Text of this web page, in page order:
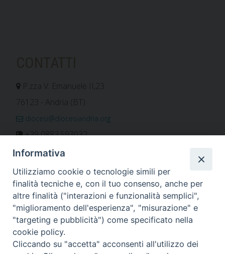
P.zza V. Emanuele II,23
76123 - Andria (BT)
diocesi@diocesiandria.org
+39 0883.593032
+39 0883.592596
ORARIO E CALENDARI
Orari uffici
Calendario diocesano
Orario messe
Informativa
Utilizziamo cookie o tecnologie simili per
finalità tecniche e, con il tuo consenso, anche per
altre finalità ("interazioni e funzionalità semplici",
"miglioramento dell'esperienza", "misurazione" e
"targeting e pubblicità") come specificato nella
cookie policy.
Cliccando su "accetta" acconsenti all'utilizzo dei